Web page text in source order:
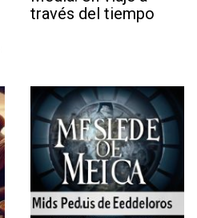
través del tiempo